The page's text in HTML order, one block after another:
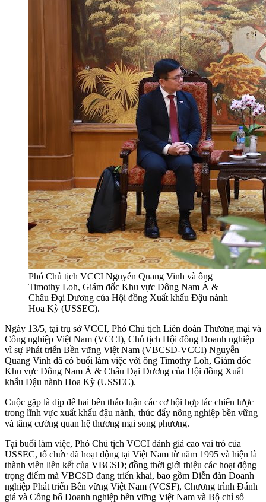
Phó Chủ tịch VCCI Nguyễn Quang Vinh và ông
Timothy Loh, Giám đốc Khu vực Đông Nam Á &
Châu Đại Dương của Hội đồng Xuất khẩu Đậu nành
Hoa Kỳ (USSEC).
Ngày 13/5, tại trụ sở VCCI, Phó Chủ tịch Liên đoàn Thương mại và
Công nghiệp Việt Nam (VCCI), Chủ tịch Hội đồng Doanh nghiệp
vì sự Phát triển Bền vững Việt Nam (VBCSD-VCCI) Nguyễn
Quang Vinh đã có buổi làm việc với ông Timothy Loh, Giám đốc
Khu vực Đông Nam Á & Châu Đại Dương của Hội đồng Xuất
khẩu Đậu nành Hoa Kỳ (USSEC).
Cuộc gặp là dịp để hai bên thảo luận các cơ hội hợp tác chiến lược
trong lĩnh vực xuất khẩu đậu nành, thúc đẩy nông nghiệp bền vững
và tăng cường quan hệ thương mại song phương.
Tại buổi làm việc, Phó Chủ tịch VCCI đánh giá cao vai trò của
USSEC, tổ chức đã hoạt động tại Việt Nam từ năm 1995 và hiện là
thành viên liên kết của VBCSD; đồng thời giới thiệu các hoạt động
trọng điểm mà VBCSD đang triển khai, bao gồm Diễn đàn Doanh
nghiệp Phát triển Bền vững Việt Nam (VCSF), Chương trình Đánh
giá và Công bố Doanh nghiệp bền vững Việt Nam và Bộ chỉ số